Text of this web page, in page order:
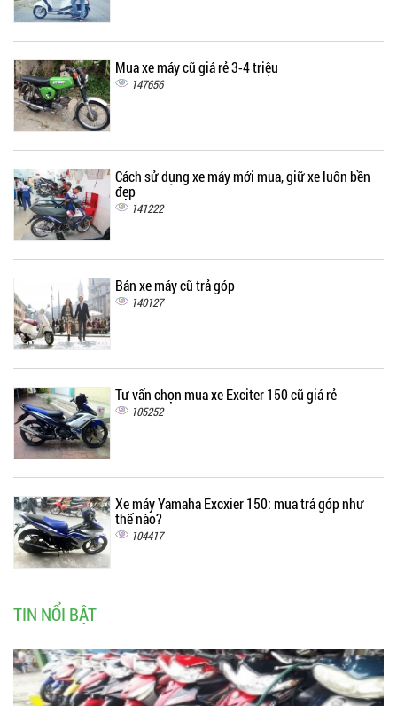
Mua xe máy cũ giá rẻ 3-4 triệu
147656
Cách sử dụng xe máy mới mua, giữ xe luôn bền
đẹp
141222
Bán xe máy cũ trả góp
140127
Tư vấn chọn mua xe Exciter 150 cũ giá rẻ
105252
Xe máy Yamaha Excxier 150: mua trả góp như
thế nào?
104417
TIN NỔI BẬT